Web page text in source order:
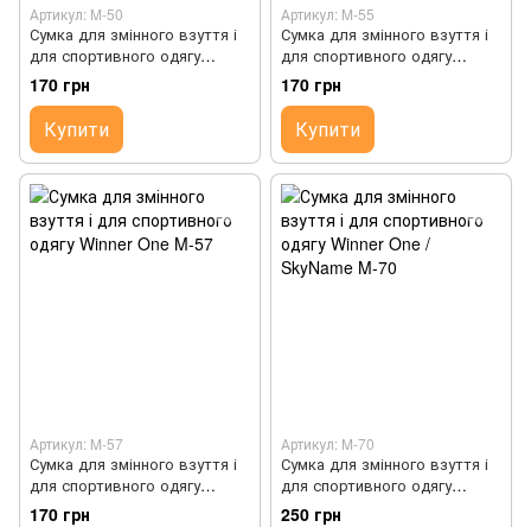
Артикул: M-50
Сумка для змінного взуття і
для спортивного одягу
Winner One M-50
170 грн
Купити
Артикул: M-55
Сумка для змінного взуття і
для спортивного одягу
Winner One M-55
170 грн
Купити
Артикул: M-57
Сумка для змінного взуття і
для спортивного одягу
Winner One M-57
170 грн
Артикул: M-70
Сумка для змінного взуття і
для спортивного одягу
Winner One / SkyName M-70
250 грн